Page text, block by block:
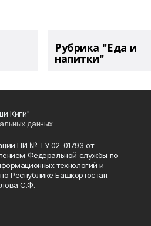
Рубрика "Еда и
напитки"
Киги"
данных
ПИ № ТУ 02-01793 от
Федеральной службы по
технологий и
Республике Башкортостан.
С.Ф.